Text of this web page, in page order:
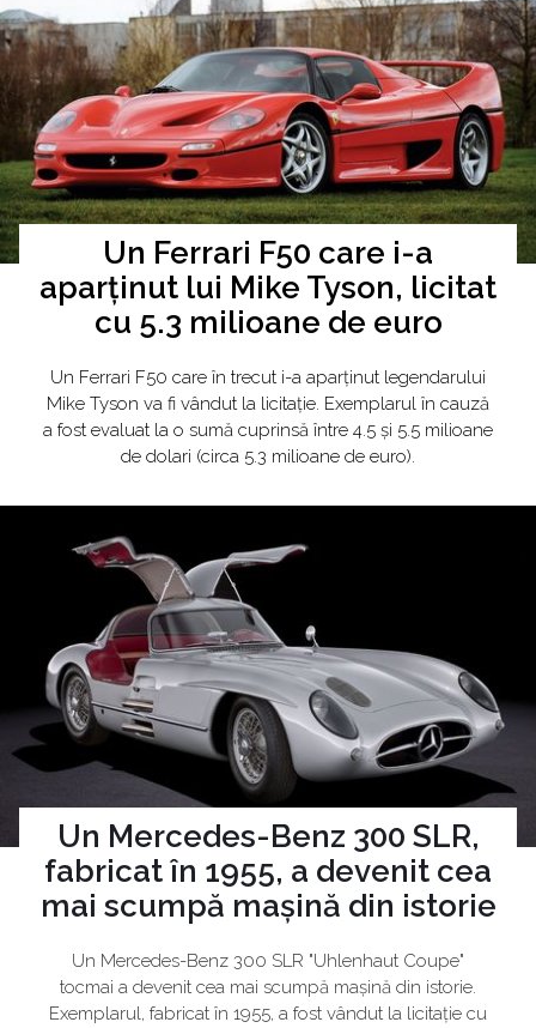
Un Ferrari F50 care i-a
aparținut lui Mike Tyson, licitat
cu 5.3 milioane de euro
Un Ferrari F50 care în trecut i-a aparținut legendarului
Mike Tyson va fi vândut la licitație. Exemplarul în cauză
a fost evaluat la o sumă cuprinsă între 4.5 și 5.5 milioane
de dolari (circa 5.3 milioane de euro).
Un Mercedes-Benz 300 SLR,
fabricat în 1955, a devenit cea
mai scumpă mașină din istorie
Un Mercedes-Benz 300 SLR "Uhlenhaut Coupe"
tocmai a devenit cea mai scumpă mașină din istorie.
Exemplarul, fabricat în 1955, a fost vândut la licitație cu